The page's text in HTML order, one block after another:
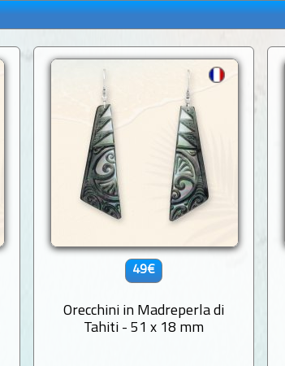
49€
Orecchini in Madreperla di
Tahiti - 51 x 18 mm